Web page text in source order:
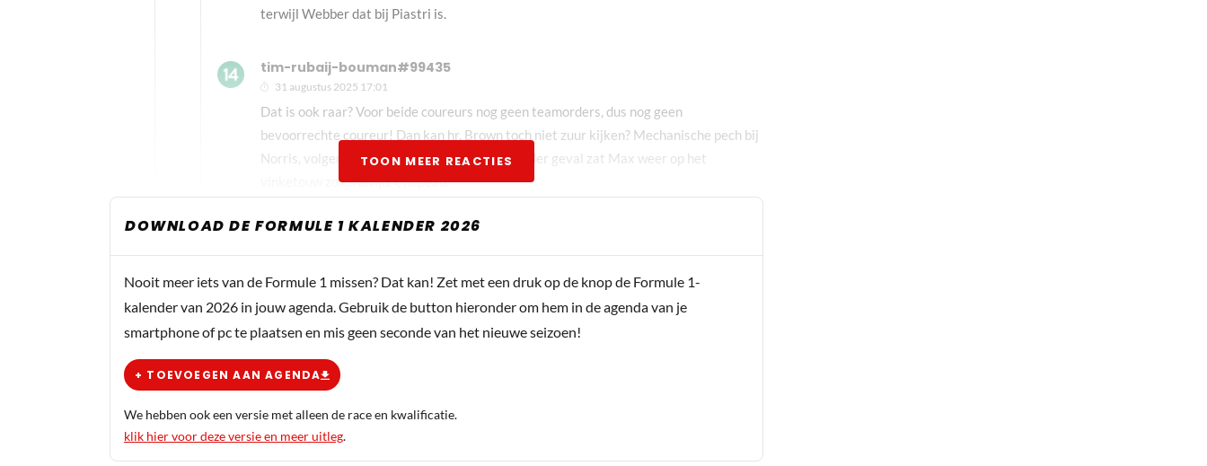
terwijl Webber dat bij Piastri is.
tim-rubaij-bouman#99435
31 augustus 2025 17:01
Dat is ook raar? Voor beide coureurs nog geen teamorders, dus nog geen
bevoorrechte coureur! Dan kan hr. Brown toch niet zuur kijken? Mechanische pech bij
Norris, volgende keer bij Piastri, wellicht. In ieder geval zat Max weer op het
vinketouw zoals altijd. Chapeau.
X-P
31 augustus 2025 15:21
Bekijk de race op de RedBull ring afgelopen jaar, PIA express in het verkeer gooien… maar
Zak zegt “eerlijk” racen. Right….
Sientje
31 augustus 2025 15:20
Wat een pech voor Norris…dat gun je niemand om enkele rondes voor de finishlijn uit te vallen.
TOON MEER REACTIES
DOWNLOAD DE FORMULE 1 KALENDER 2026
Nooit meer iets van de Formule 1 missen? Dat kan! Zet met een druk op de knop de Formule 1-
kalender van 2026 in jouw agenda. Gebruik de button hieronder om hem in de agenda van je
smartphone of pc te plaatsen en mis geen seconde van het nieuwe seizoen!
+ TOEVOEGEN AAN AGENDA
We hebben ook een versie met alleen de race en kwalificatie.
klik hier voor deze versie en meer uitleg.